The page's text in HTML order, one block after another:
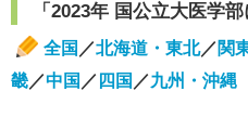
「2023年 国公立大医学
全国 ／北海道・東北／ 関
畿／中国 ／ 四国 ／九州・沖縄